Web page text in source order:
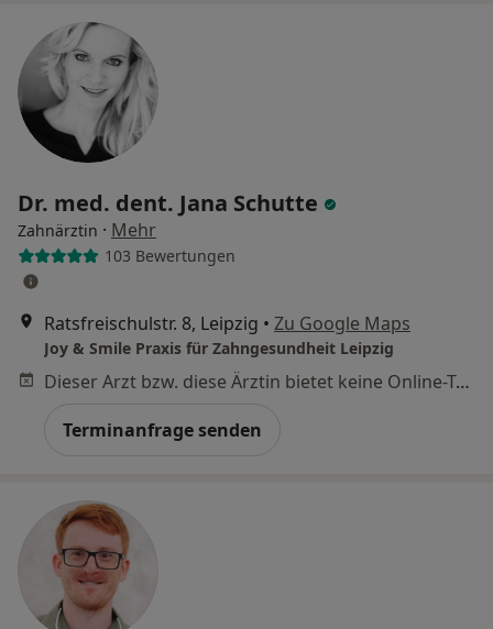
Dr. med. dent. Jana Schutte
Zahnärztin · Mehr
103 Bewertungen
Ratsfreischulstr. 8, Leipzig • Zu Google Maps
Joy & Smile Praxis für Zahngesundheit Leipzig
Dieser Arzt bzw. diese Ärztin bietet keine Online-Terminbuchung an diesem Standort an.
Terminanfrage senden